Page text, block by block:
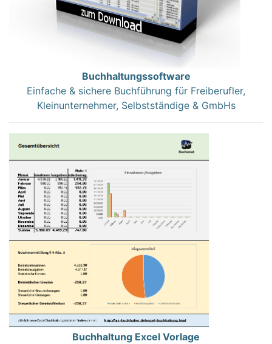
Buchhaltungssoftware
Einfache & sichere Buchführung für Freiberufler,
Kleinunternehmer, Selbstständige & GmbHs
Buchhaltung Excel Vorlage